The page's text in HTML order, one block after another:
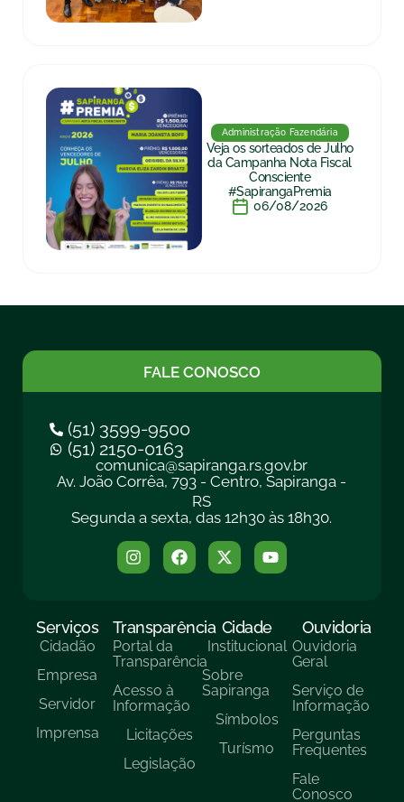
Administração Fazendária
Veja os sorteados de Julho
da Campanha Nota Fiscal
Consciente
#SapirangaPremia
06/08/2026
FALE CONOSCO
(51) 3599-9500
(51) 2150-0163
comunica@sapiranga.rs.gov.br
Av. João Corrêa, 793 - Centro, Sapiranga -
RS
Segunda a sexta, das 12h30 às 18h30.
Serviços
Cidadão
Empresa
Servidor
Imprensa
Transparência
Portal da
Transparência
Acesso à
Informação
Licitações
Legislação
Cidade
Institucional
Sobre
Sapiranga
Símbolos
Turísmo
Ouvidoria
Ouvidoria
Geral
Serviço de
Informação
Perguntas
Frequentes
Fale
Conosco